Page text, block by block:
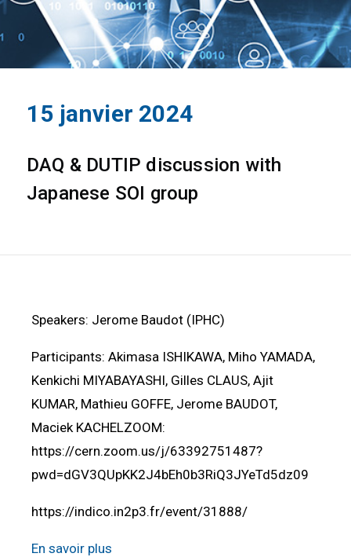
15 janvier 2024
DAQ & DUTIP discussion with
Japanese SOI group
Speakers: Jerome Baudot (IPHC)
Participants: Akimasa ISHIKAWA, Miho YAMADA,
Kenkichi MIYABAYASHI, Gilles CLAUS, Ajit
KUMAR, Mathieu GOFFE, Jerome BAUDOT,
Maciek KACHELZOOM:
https://cern.zoom.us/j/63392751487?
pwd=dGV3QUpKK2J4bEh0b3RiQ3JYeTd5dz09
https://indico.in2p3.fr/event/31888/
En savoir plus